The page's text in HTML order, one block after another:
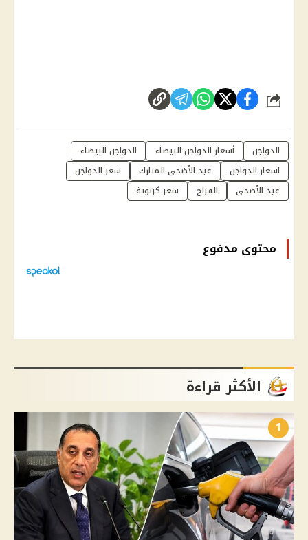
شارك
الدواجن أسعار الدواجن البيضاء
الدواجن البيضاء
اسعار الدواجن
عيد الأضحى المبارك
سعر الدواجن
عيد الأضحى
الفراخ سعر كرتونة
محتوى مدفوع
الأكثر قراءة
1